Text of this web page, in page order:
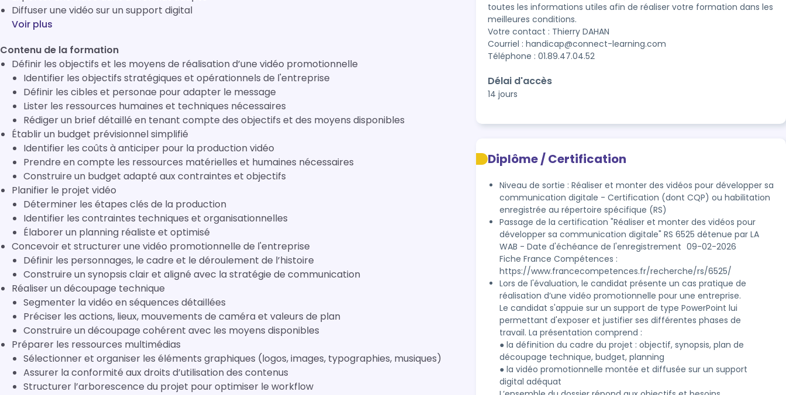
Diffuser une vidéo sur un support digital
Voir plus
Contenu de la formation
Définir les objectifs et les moyens de réalisation d’une vidéo promotionnelle
Identifier les objectifs stratégiques et opérationnels de l'entreprise
Définir les cibles et personae pour adapter le message
Lister les ressources humaines et techniques nécessaires
Rédiger un brief détaillé en tenant compte des objectifs et des moyens disponibles
Établir un budget prévisionnel simplifié
Identifier les coûts à anticiper pour la production vidéo
Prendre en compte les ressources matérielles et humaines nécessaires
Construire un budget adapté aux contraintes et objectifs
Planifier le projet vidéo
Déterminer les étapes clés de la production
Identifier les contraintes techniques et organisationnelles
Élaborer un planning réaliste et optimisé
Concevoir et structurer une vidéo promotionnelle de l'entreprise
Définir les personnages, le cadre et le déroulement de l’histoire
Construire un synopsis clair et aligné avec la stratégie de communication
Réaliser un découpage technique
Segmenter la vidéo en séquences détaillées
Préciser les actions, lieux, mouvements de caméra et valeurs de plan
Construire un découpage cohérent avec les moyens disponibles
Préparer les ressources multimédias
Sélectionner et organiser les éléments graphiques (logos, images, typographies, musiques)
Assurer la conformité aux droits d’utilisation des contenus
Structurer l’arborescence du projet pour optimiser le workflow
toutes les informations utiles afin de réaliser votre formation dans les
meilleures conditions.
Votre contact : Thierry DAHAN
Courriel : handicap@connect-learning.com
Téléphone : 01.89.47.04.52
Délai d'accès
14 jours
Diplôme / Certification
Niveau de sortie : Réaliser et monter des vidéos pour développer sa
communication digitale - Certification (dont CQP) ou habilitation
enregistrée au répertoire spécifique (RS)
Passage de la certification "Réaliser et monter des vidéos pour
développer sa communication digitale" RS 6525 détenue par LA
WAB - Date d'échéance de l'enregistrement	09-02-2026
Fiche France Compétences :
https://www.francecompetences.fr/recherche/rs/6525/
Lors de l'évaluation, le candidat présente un cas pratique de
réalisation dʼune vidéo promotionnelle pour une entreprise.
Le candidat s'appuie sur un support de type PowerPoint lui
permettant d'exposer et justifier ses différentes phases de
travail. La présentation comprend :
● la définition du cadre du projet : objectif, synopsis, plan de
découpage technique, budget, planning
● la vidéo promotionnelle montée et diffusée sur un support
digital adéquat